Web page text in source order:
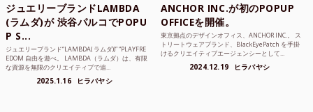
ジュエリーブランドLAMBDA
(ラムダ)が 渋谷パルコでPOPU
P S...
ジュエリーブランド“LAMBDA( ラムダ))” “PLAYFRE
EDOM 自由を遊べ。 LAMBDA（ラムダ）は、有限
な資源を無限のクリエイティブで追...
2025.1.16 ヒラバヤシ
ANCHOR INC.が初のPOPUP
OFFICEを開催。
東京拠点のデザインオフィス、ANCHOR INC.。 ス
トリートウェアブランド、BlackEyePatch を手掛
けるクリエイティブエージェンシーとして...
2024.12.19 ヒラバヤシ